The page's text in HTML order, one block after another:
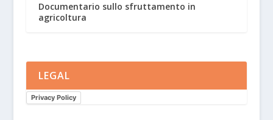
Documentario sullo sfruttamento in
agricoltura
LEGAL
Privacy Policy